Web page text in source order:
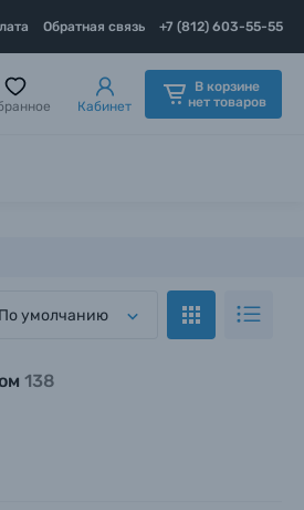
Обратная связь +7 (812) 603-55-55
Кабинет
В корзине
нет товаров
По умолчанию
138